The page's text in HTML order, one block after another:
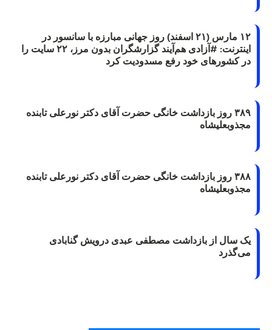
۱۲ مارس (۲۱ اسفند) روز جهانی مبارزه با سانسور در
اینترنت: #آزادی هم‌آیند گزارشگران‌ بدون مرز، ۲۲ سایت را
در کشورهای خود رفع مسدودیت کرد
۳۸۹ روز بازداشت خانگی حضرت آقای دکتر نورعلی تابنده
مجذوبعلیشاه
۳۸۸ روز بازداشت خانگی حضرت آقای دکتر نورعلی تابنده
مجذوبعلیشاه
یک سال از بازداشت مصطفی عبدی درویش گنابادی
می‌گذرد